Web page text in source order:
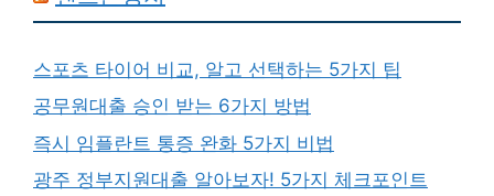
스포츠 타이어 비교, 알고 선택하는 5가지 팁
공무원대출 승인 받는 6가지 방법
즉시 임플란트 통증 완화 5가지 비법
광주 정부지원대출 알아보자! 5가지 체크포인트